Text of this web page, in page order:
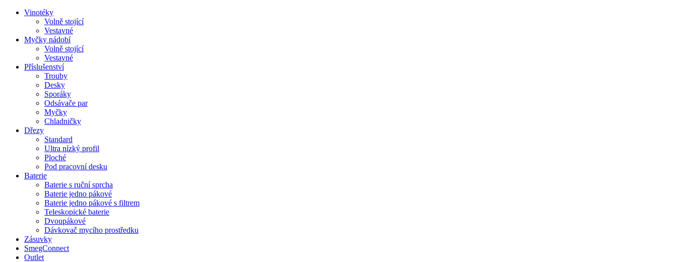
Vinotéky
Volně stojící
Vestavné
Myčky nádobí
Volně stojící
Vestavné
Příslušenství
Trouby
Desky
Sporáky
Odsávače par
Myčky
Chladničky
Dřezy
Standard
Ultra nízký profil
Ploché
Pod pracovní desku
Baterie
Baterie s ruční sprcha
Baterie jedno pákové
Baterie jedno pákové s filtrem
Teleskopické baterie
Dvoupákové
Dávkovač mycího prostředku
Zásuvky
SmegConnect
Outlet